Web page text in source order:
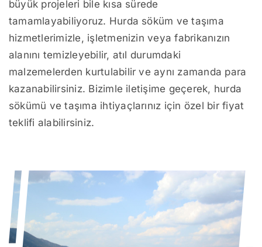
büyük projeleri bile kısa sürede
tamamlayabiliyoruz. Hurda söküm ve taşıma
hizmetlerimizle, işletmenizin veya fabrikanızın
alanını temizleyebilir, atıl durumdaki
malzemelerden kurtulabilir ve aynı zamanda para
kazanabilirsiniz. Bizimle iletişime geçerek, hurda
sökümü ve taşıma ihtiyaçlarınız için özel bir fiyat
teklifi alabilirsiniz.